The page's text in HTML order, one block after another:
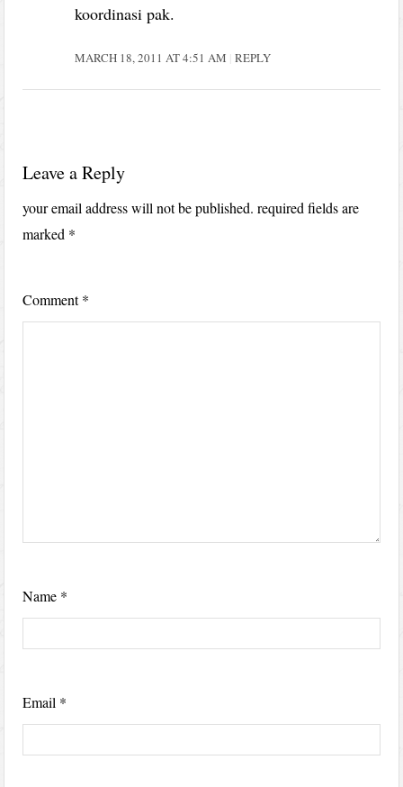
koordinasi pak.
MARCH 18, 2011 AT 4:51 AM REPLY
Leave a Reply
your email address will not be published. required fields are
marked *
Comment*
Name *
Email *